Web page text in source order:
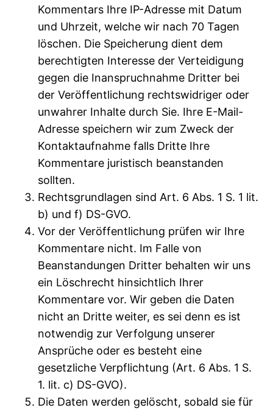
Kommentars Ihre IP-Adresse mit Datum
und Uhrzeit, welche wir nach 70 Tagen
löschen. Die Speicherung dient dem
berechtigten Interesse der Verteidigung
gegen die Inanspruchnahme Dritter bei
der Veröffentlichung rechtswidriger oder
unwahrer Inhalte durch Sie. Ihre E-Mail-
Adresse speichern wir zum Zweck der
Kontaktaufnahme falls Dritte Ihre
Kommentare juristisch beanstanden
sollten.
Rechtsgrundlagen sind Art. 6 Abs. 1 S. 1 lit.
b) und f) DS-GVO.
Vor der Veröffentlichung prüfen wir Ihre
Kommentare nicht. Im Falle von
Beanstandungen Dritter behalten wir uns
ein Löschrecht hinsichtlich Ihrer
Kommentare vor. Wir geben die Daten
nicht an Dritte weiter, es sei denn es ist
notwendig zur Verfolgung unserer
Ansprüche oder es besteht eine
gesetzliche Verpflichtung (Art. 6 Abs. 1 S.
1. lit. c) DS-GVO).
Die Daten werden gelöscht, sobald sie für